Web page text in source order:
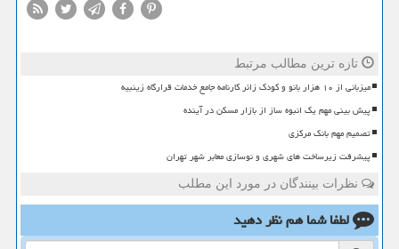
تازه ترین مطالب مرتبط
میزبانی از ۱۰ هزار بانو و کودک زائر کارنامه جامع خدمات قرارگاه زینبیه
پیش بینی مهم یک انبوه ساز از بازار مسکن در آینده
تصمیم مهم بانک مرکزی
پیشرفت زیرساخت های شهری و نوسازی معابر شهر تهران
نظرات بینندگان در مورد این مطلب
لطفا شما همنظر دهید